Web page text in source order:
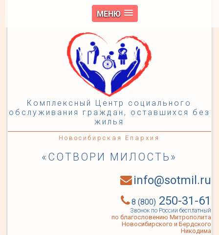
МЕНЮ
Комплексный Центр социального
обслуживания граждан, оставшихся без
жилья
Новосибирская Епархия
«СОТВОРИ МИЛОСТЬ»
info@sotmil.ru
8 (800)250-31-61
Звонок по России бесплатный
по благословению Митрополита
Новосибирского и Бердского
Никодима